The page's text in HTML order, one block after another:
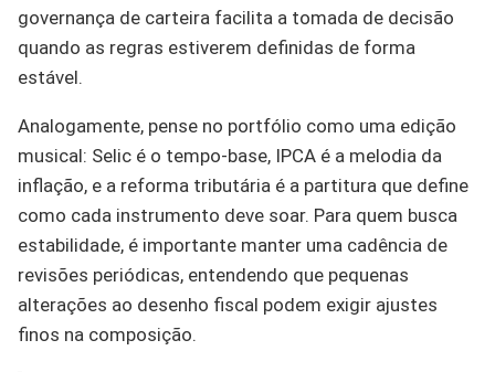
governança de carteira facilita a tomada de decisão
quando as regras estiverem definidas de forma
estável.
Analogamente, pense no portfólio como uma edição
musical: Selic é o tempo-base, IPCA é a melodia da
inflação, e a reforma tributária é a partitura que define
como cada instrumento deve soar. Para quem busca
estabilidade, é importante manter uma cadência de
revisões periódicas, entendendo que pequenas
alterações ao desenho fiscal podem exigir ajustes
finos na composição.